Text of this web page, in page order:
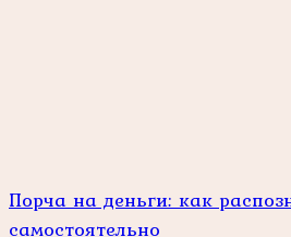
Порча на деньги: как
самостоятельно